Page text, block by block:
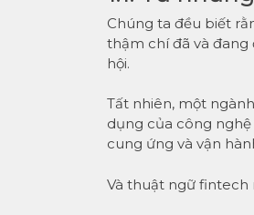
Chúng ta đều biết
thậm chí đã và đang
hội.
Tất nhiên, một
dụng của công
cung ứng và vận
Và thuật ngữ fintech